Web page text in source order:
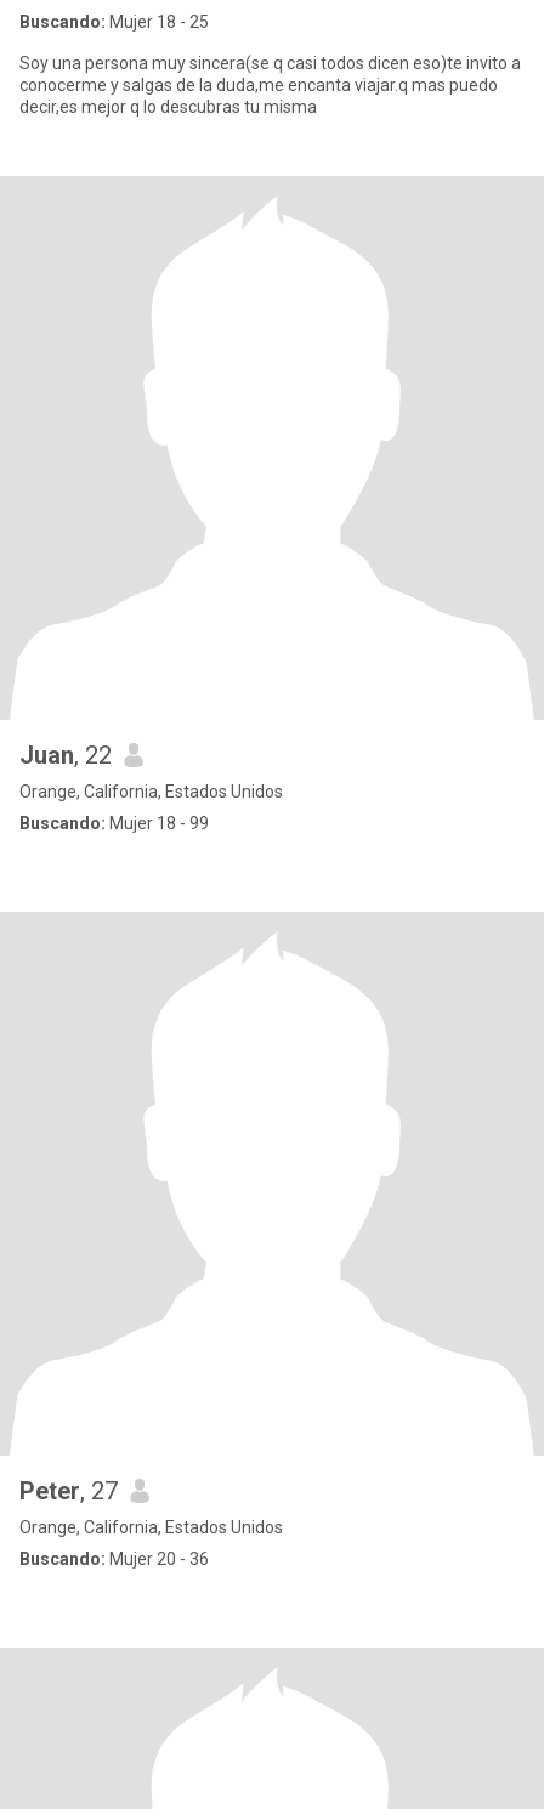
Buscando: Mujer 18 - 25
Soy una persona muy sincera(se q casi todos dicen eso)te invito a
conocerme y salgas de la duda,me encanta viajar.q mas puedo
decir,es mejor q lo descubras tu misma
Juan, 22
Orange, California, Estados Unidos
Buscando: Mujer 18 - 99
Peter, 27
Orange, California, Estados Unidos
Buscando: Mujer 20 - 36